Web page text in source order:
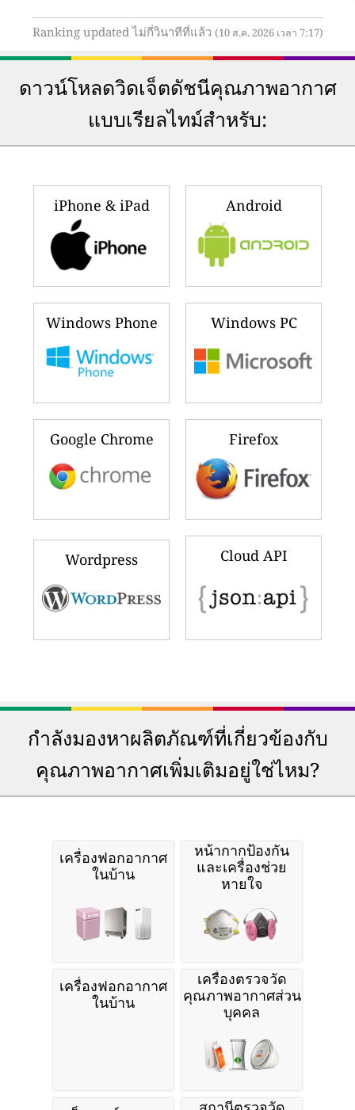
Ranking updated ไม่กี่วินาทีที่แล้ว (10 ส.ค. 2026 เวลา 7:17)
ดาวน์โหลดวิดเจ็ตดัชนีคุณภาพอากาศ
แบบเรียลไทม์สำหรับ:
iPhone & iPad Android
Windows Phone Windows PC
Google Chrome Firefox
Wordpress Cloud API
กำลังมองหาผลิตภัณฑ์ที่เกี่ยวข้องกับ
คุณภาพอากาศเพิ่มเติมอยู่ใช่ไหม?
เครื่องฟอกอากาศ
ในบ้าน
หน้ากากป้องกัน
และเครื่องช่วย
หายใจ
เครื่องฟอกอากาศ
ในบ้าน
เครื่องตรวจวัด
คุณภาพอากาศส่วน
บุคคล